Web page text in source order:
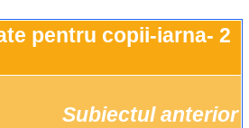
pentru copii-iarna- 2
Subiectul anterior